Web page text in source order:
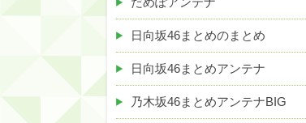
日向坂46まとめのまとめ
日向坂46まとめアンテナ
乃木坂46まとめアンテナBIG